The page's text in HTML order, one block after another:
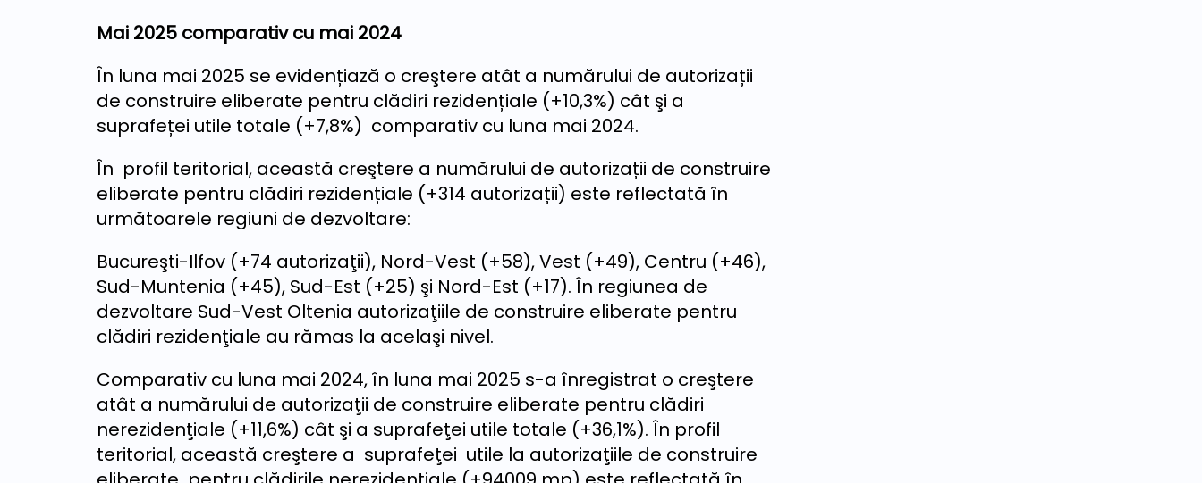
Mai 2025 comparativ cu mai 2024
În luna mai 2025 se evidențiază o creştere atât a numărului de autorizații
de construire eliberate pentru clădiri rezidențiale (+10,3%) cât şi a
suprafeței utile totale (+7,8%) comparativ cu luna mai 2024.
În profil teritorial, această creştere a numărului de autorizații de construire
eliberate pentru clădiri rezidențiale (+314 autorizații) este reflectată în
următoarele regiuni de dezvoltare:
Bucureşti-Ilfov (+74 autorizaţii), Nord-Vest (+58), Vest (+49), Centru (+46),
Sud-Muntenia (+45), Sud-Est (+25) şi Nord-Est (+17). În regiunea de
dezvoltare Sud-Vest Oltenia autorizaţiile de construire eliberate pentru
clădiri rezidenţiale au rămas la acelaşi nivel.
Comparativ cu luna mai 2024, în luna mai 2025 s-a înregistrat o creştere
atât a numărului de autorizaţii de construire eliberate pentru clădiri
nerezidenţiale (+11,6%) cât şi a suprafeţei utile totale (+36,1%). În profil
teritorial, această creştere a suprafeţei utile la autorizaţiile de construire